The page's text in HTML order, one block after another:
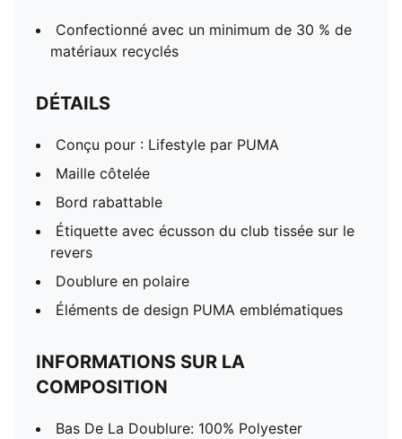
Confectionné avec un minimum de 30 % de
matériaux recyclés
DÉTAILS
Conçu pour : Lifestyle par PUMA
Maille côtelée
Bord rabattable
Étiquette avec écusson du club tissée sur le
revers
Doublure en polaire
Éléments de design PUMA emblématiques
INFORMATIONS SUR LA
COMPOSITION
Bas De La Doublure: 100% Polyester